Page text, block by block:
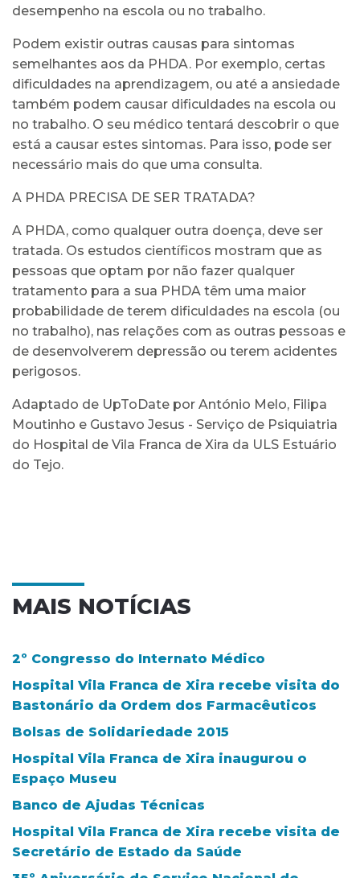
desempenho na escola ou no trabalho.
Podem existir outras causas para sintomas
semelhantes aos da PHDA. Por exemplo, certas
dificuldades na aprendizagem, ou até a ansiedade
também podem causar dificuldades na escola ou
no trabalho. O seu médico tentará descobrir o que
está a causar estes sintomas. Para isso, pode ser
necessário mais do que uma consulta.
A PHDA PRECISA DE SER TRATADA?
A PHDA, como qualquer outra doença, deve ser
tratada. Os estudos científicos mostram que as
pessoas que optam por não fazer qualquer
tratamento para a sua PHDA têm uma maior
probabilidade de terem dificuldades na escola (ou
no trabalho), nas relações com as outras pessoas e
de desenvolverem depressão ou terem acidentes
perigosos.
Adaptado de UpToDate por António Melo, Filipa
Moutinho e Gustavo Jesus - Serviço de Psiquiatria
do Hospital de Vila Franca de Xira da ULS Estuário
do Tejo.
MAIS NOTÍCIAS
2º Congresso do Internato Médico
Hospital Vila Franca de Xira recebe visita do
Bastonário da Ordem dos Farmacêuticos
Bolsas de Solidariedade 2015
Hospital Vila Franca de Xira inaugurou o
Espaço Museu
Banco de Ajudas Técnicas
Hospital Vila Franca de Xira recebe visita de
Secretário de Estado da Saúde